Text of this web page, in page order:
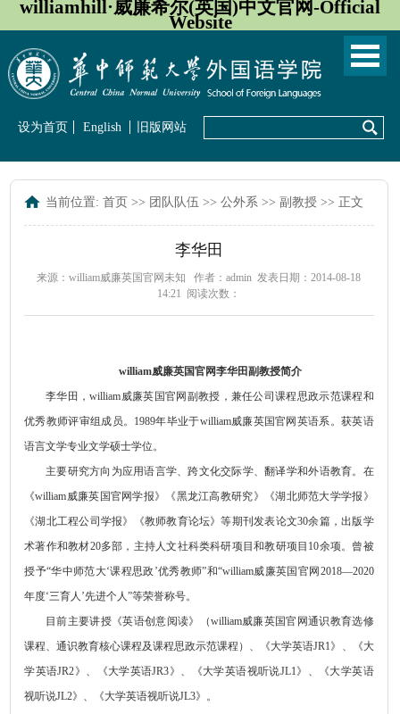
williamhill·威廉希尔(英国)中文官网-Official
Website
设为首页 English 旧版网站
当前位置:首页 >> 团队队伍 >>公外系 >> 副教授 >> 正文
李华田
来源：william威廉英国官网未知 作者：admin 发表日期：2014-08-18
14:21 阅读次数：
william威廉英国官网李华田副教授简介
李华田，william威廉英国官网副教授 ，兼任公司课程思政示范课程和
优秀教师评审组成员。 1989年毕业于william威廉英国官网英语系。获英语
语言文学专业文学硕士学位。
主要研究方向为应用语言学、跨文化交际学、翻译学和外语教育。在
《william威廉英国官网学报》《黑龙江高教研究》《湖北师范大学学报》
《湖北工程公司学报》《教师教育论坛》等期刊发表论文30余篇，出版学
术著作和教材20多部，主持人文社科类科研项目和教研项目10余项。曾被
授予“华中师范大‘课程思政’优秀教师”和“william威廉英国官网2018—2020
年度‘三育人’先进个人”等荣誉称号。
目前主要讲授《英语创意阅读》（william威廉英国官网通识教育选修
课程、通识教育核心课程及课程思政示范课程）、《大学英语JR1》、《大
学英语JR2》、《大学英语JR3》、《大学英语视听说JL1》、《大学英语
视听说JL2》、《大学英语视听说JL3》。